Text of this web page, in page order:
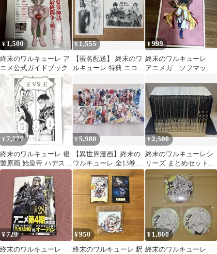
¥ 1,500
終末のワルキューレ ア
ニメ公式ガイドブック
¥1,555
【匿名配送】 終末のワ
ルキューレ 特典 ニコ
¥999
終末のワルキューレ
アニメガ ソフマップ
¥ 7,777
終末のワルキューレ 複
製原画 始皇帝 ハデス
TSUTAYA 限定 ポップ
アップ
¥5,980
【異世界漫画】終末の
ワルキューレ 全13巻セ
ット アニメ化 人気作品
¥2,500
終末のワルキューレシ
リーズ まとめセット
（計16冊）1〜13巻、
1〜3巻
¥720
終末のワルキューレ
¥950
終末のワルキューレ 釈
¥ 1,800
終末のワルキューレ